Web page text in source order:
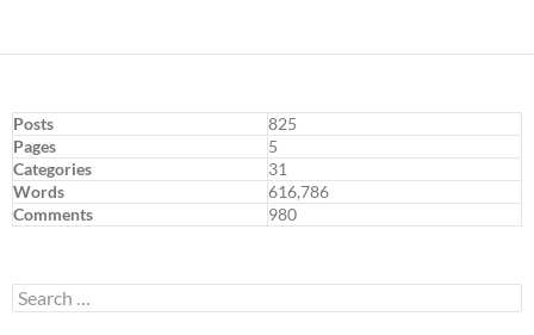
Posts
825
Pages
5
Categories
31
Words
616,786
Comments
980
Search
for: